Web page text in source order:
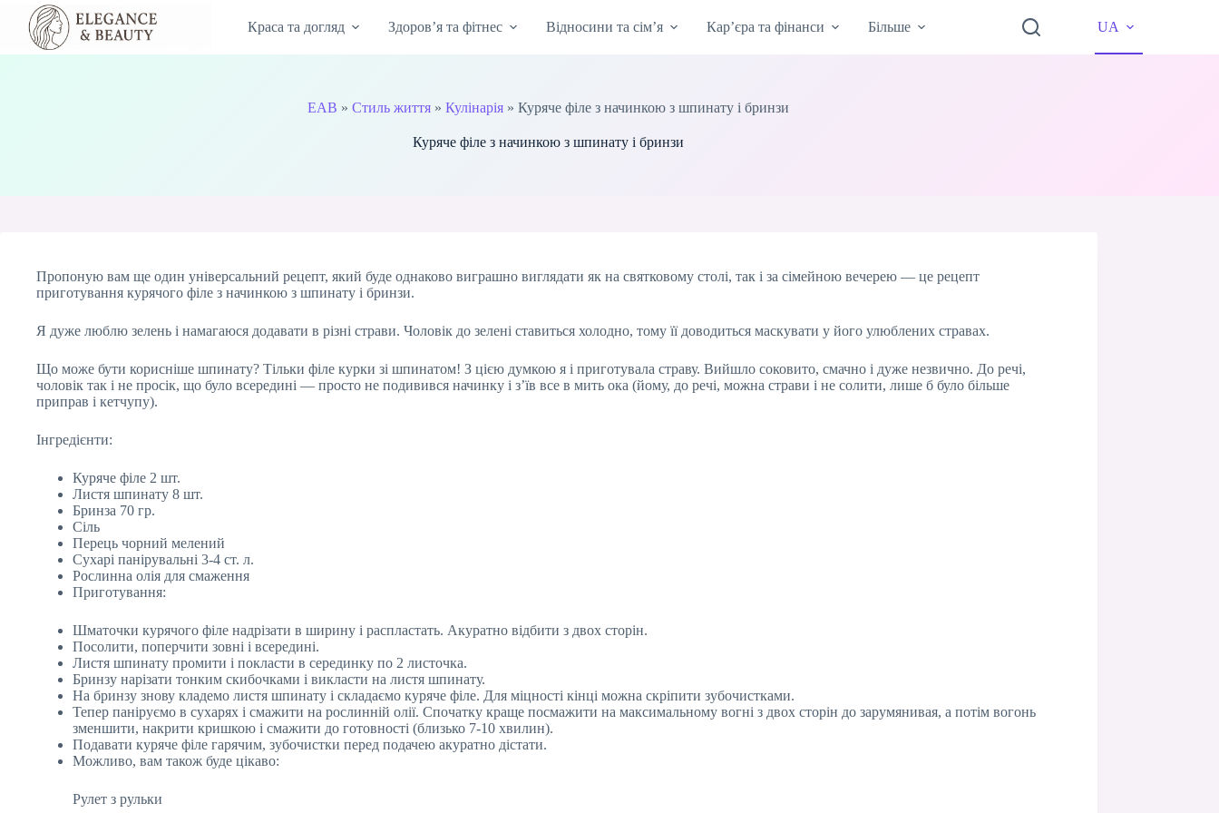
Перейти
вмісту
Краса та догляд Здоров’я та фітнес Відносини та сім’я Кар’єра та фінанси Більше UA
EAB »Стиль життя »Кулінарія »Куряче філе з начинкою з шпинату і бринзи
Куряче філе з начинкою з шпинату і бринзи
Пропоную вам ще один універсальний рецепт, який буде однаково виграшно виглядати як на святковому столі, так і за сімейною вечерею — це рецепт
приготування курячого філе з начинкою з шпинату і бринзи.
Я дуже люблю зелень і намагаюся додавати в різні страви. Чоловік до зелені ставиться холодно, тому її доводиться маскувати у його улюблених стравах.
Що може бути корисніше шпинату? Тільки філе курки зі шпинатом! З цією думкою я і приготувала страву. Вийшло соковито, смачно і дуже незвично. До речі,
чоловік так і не просік, що було всередині — просто не подивився начинку і з’їв все в мить ока (йому, до речі, можна страви і не солити, лише б було більше
приправ і кетчупу).
Інгредієнти:
Куряче філе 2 шт.
Листя шпинату 8 шт.
Бринза 70 гр.
Сіль
Перець чорний мелений
Сухарі панірувальні 3-4 ст. л.
Рослинна олія для смаження
Приготування:
Шматочки курячого філе надрізати в ширину і распластать. Акуратно відбити з двох сторін.
Посолити, поперчити зовні і всередині.
Листя шпинату промити і покласти в серединку по 2 листочка.
Бринзу нарізати тонким скибочками і викласти на листя шпинату.
На бринзу знову кладемо листя шпинату і складаємо куряче філе. Для міцності кінці можна скріпити зубочистками.
Тепер паніруємо в сухарях і смажити на рослинній олії. Спочатку краще посмажити на максимальному вогні з двох сторін до зарумянивая, а потім вогонь
зменшити, накрити кришкою і смажити до готовності (близько 7-10 хвилин).
Подавати куряче філе гарячим, зубочистки перед подачею акуратно дістати.
Можливо, вам також буде цікаво:
Рулет з рульки